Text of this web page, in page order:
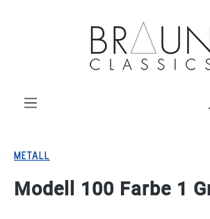
METALL
Modell 100 Farbe 1